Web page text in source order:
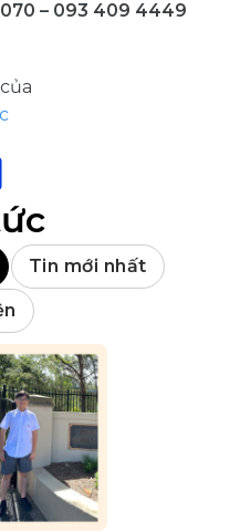
– 093 409 4449
Tin mới nhất